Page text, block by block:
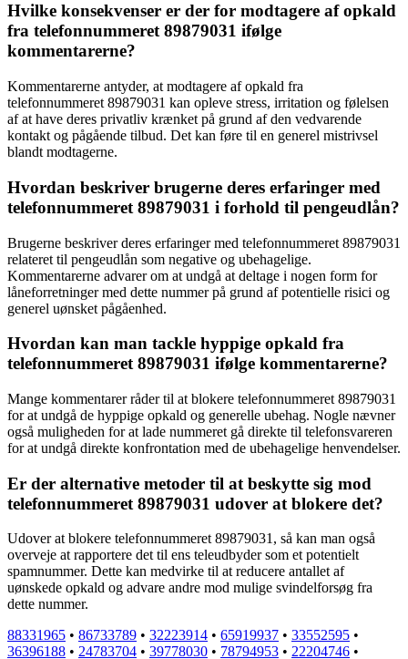
Hvilke konsekvenser er der for modtagere af opkald
fra telefonnummeret 89879031 ifølge
kommentarerne?
Kommentarerne antyder, at modtagere af opkald fra
telefonnummeret 89879031 kan opleve stress, irritation og følelsen
af at have deres privatliv krænket på grund af den vedvarende
kontakt og pågående tilbud. Det kan føre til en generel mistrivsel
blandt modtagerne.
Hvordan beskriver brugerne deres erfaringer med
telefonnummeret 89879031 i forhold til pengeudlån?
Brugerne beskriver deres erfaringer med telefonnummeret 89879031
relateret til pengeudlån som negative og ubehagelige.
Kommentarerne advarer om at undgå at deltage i nogen form for
låneforretninger med dette nummer på grund af potentielle risici og
generel uønsket pågåenhed.
Hvordan kan man tackle hyppige opkald fra
telefonnummeret 89879031 ifølge kommentarerne?
Mange kommentarer råder til at blokere telefonnummeret 89879031
for at undgå de hyppige opkald og generelle ubehag. Nogle nævner
også muligheden for at lade nummeret gå direkte til telefonsvareren
for at undgå direkte konfrontation med de ubehagelige henvendelser.
Er der alternative metoder til at beskytte sig mod
telefonnummeret 89879031 udover at blokere det?
Udover at blokere telefonnummeret 89879031, så kan man også
overveje at rapportere det til ens teleudbyder som et potentielt
spamnummer. Dette kan medvirke til at reducere antallet af
uønskede opkald og advare andre mod mulige svindelforsøg fra
dette nummer.
88331965 • 86733789 • 32223914 • 65919937 • 33552595 •
36396188 • 24783704 • 39778030 • 78794953 • 22204746 •